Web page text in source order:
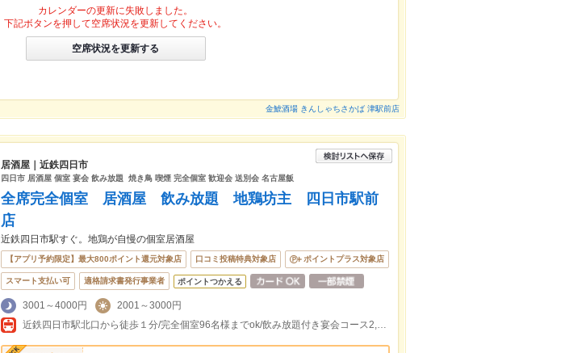
カレンダーの更新に失敗しました。
下記ボタンを押して空席状況を更新してください。
空席状況を更新する
金鯱酒場 きんしゃちさかば 津駅前店
居酒屋｜近鉄四日市
四日市 居酒屋 個室 宴会 飲み放題 焼き鳥 喫煙 完全個室 歓迎会 送別会 名古屋飯
全席完全個室 居酒屋 飲み放題 地鶏坊主 四日市駅前
店
近鉄四日市駅すぐ。地鶏が自慢の個室居酒屋
【アプリ予約限定】最大800ポイント還元対象店 口コミ投稿特典対象店 ポイントプラス対象店
スマート支払い可 適格請求書発行事業者 ポイントつかえる
3001～4000円
2001～3000円
近鉄四日市駅北口から徒歩１分/完全個室96名様までok/飲み放題付き宴会コース2,980円から◎土日祝日は昼12時から営業中